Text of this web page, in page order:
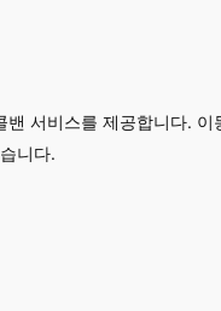
서비스를 제공합니다.
니다.